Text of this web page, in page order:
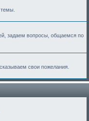
задаем вопросы, общаемся по
свои пожелания.